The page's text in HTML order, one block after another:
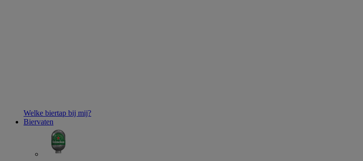
Welke biertap bij mij?
Biervaten